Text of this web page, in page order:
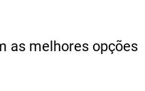
as melhores opções